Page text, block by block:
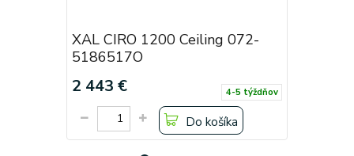
XAL CIRO 1200 Ceiling 072-
5186517O
2 443 € 4-5 týždňov
Do košíka